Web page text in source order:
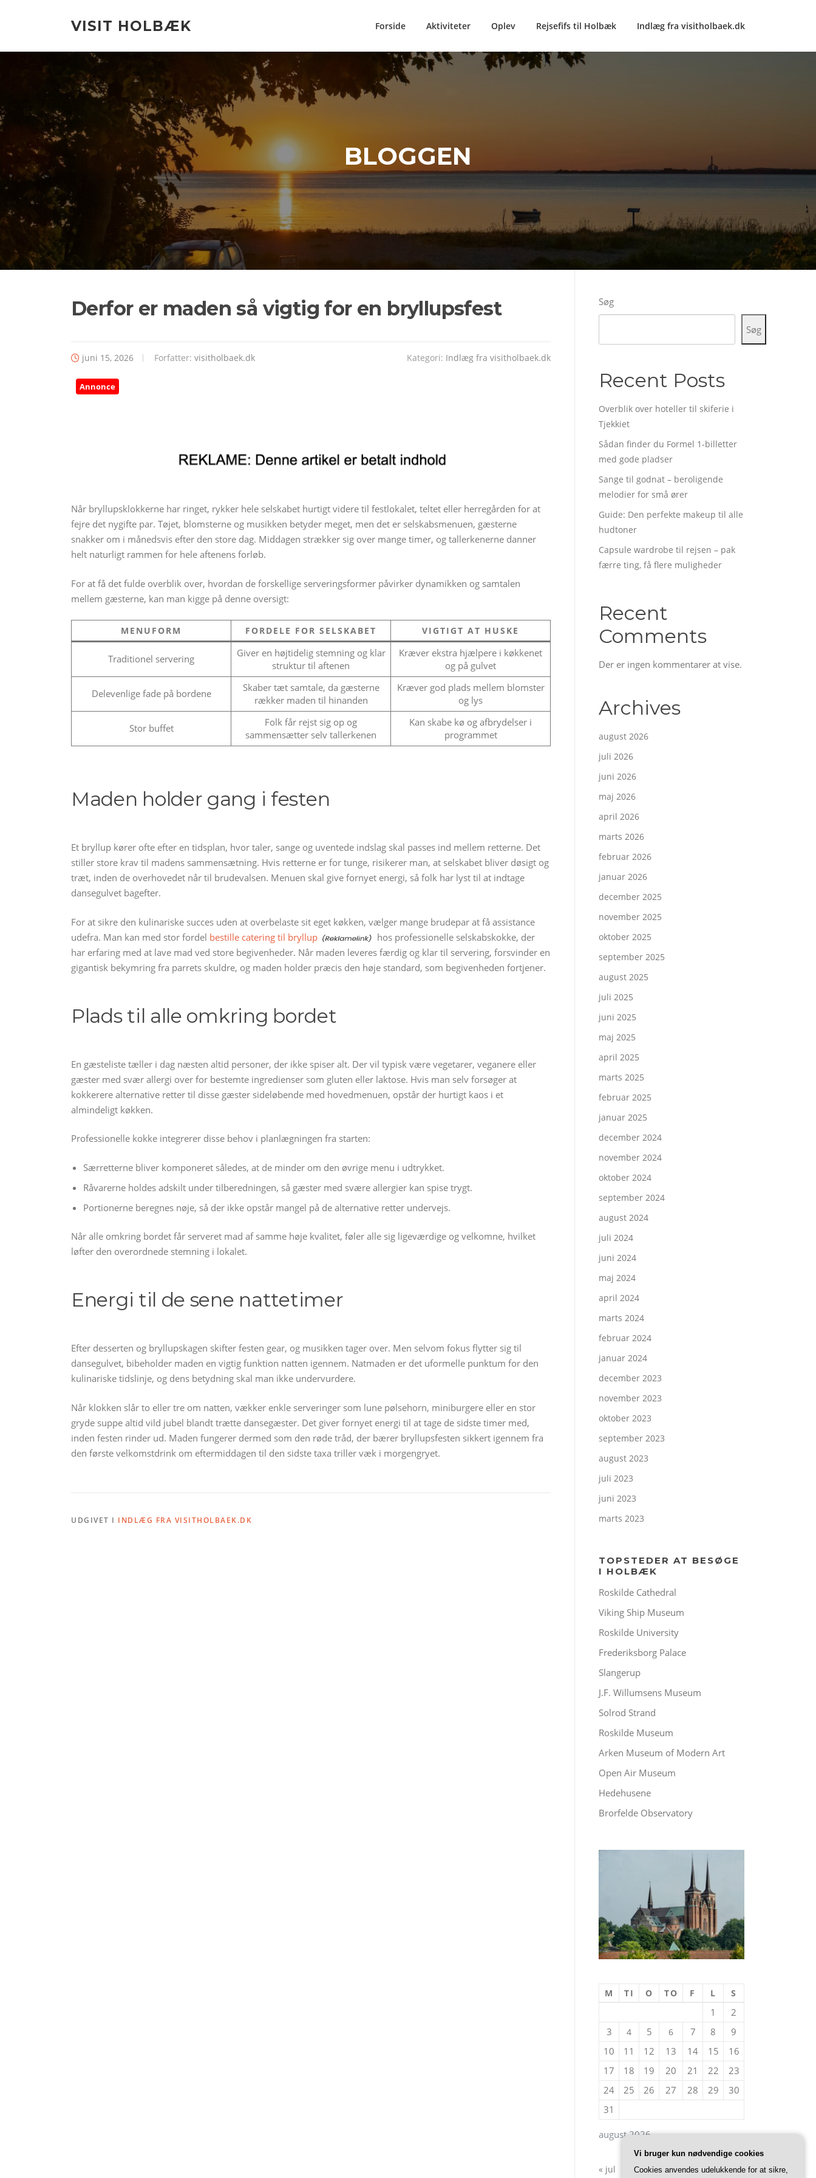
VISIT HOLBÆK Forside Aktiviteter Oplev Rejsefifs til Holbæk Indlæg fra visitholbaek.dk
BLOGGEN
Derfor er maden så vigtig for en bryllupsfest
juni 15, 2026 Forfatter: visitholbaek.dk Kategori: Indlæg fra visitholbaek.dk
Annonce
Når bryllupsklokkerne har ringet, rykker hele selskabet hurtigt videre til festlokalet, teltet eller herregården for at
fejre det nygifte par. Tøjet, blomsterne og musikken betyder meget, men det er selskabsmenuen, gæsterne
snakker om i månedsvis efter den store dag. Middagen strækker sig over mange timer, og tallerkenerne danner
helt naturligt rammen for hele aftenens forløb.
For at få det fulde overblik over, hvordan de forskellige serveringsformer påvirker dynamikken og samtalen
mellem gæsterne, kan man kigge på denne oversigt:
MENUFORM FORDELE FOR SELSKABET VIGTIGT AT HUSKE
Traditionel servering
Giver en højtidelig stemning og klar
struktur til aftenen
Kræver ekstra hjælpere i køkkenet
og på gulvet
Delevenlige fade på bordene
Skaber tæt samtale, da gæsterne
rækker maden til hinanden
Kræver god plads mellem blomster
og lys
Stor buffet
Folk får rejst sig op og
sammensætter selv tallerkenen
Kan skabe kø og afbrydelser i
programmet
Maden holder gang i festen
Et bryllup kører ofte efter en tidsplan, hvor taler, sange og uventede indslag skal passes ind mellem retterne. Det
stiller store krav til madens sammensætning. Hvis retterne er for tunge, risikerer man, at selskabet bliver døsigt og
træt, inden de overhovedet når til brudevalsen. Menuen skal give fornyet energi, så folk har lyst til at indtage
dansegulvet bagefter.
For at sikre den kulinariske succes uden at overbelaste sit eget køkken, vælger mange brudepar at få assistance
udefra. Man kan med stor fordel bestille catering til bryllup
hos professionelle selskabskokke, der
har erfaring med at lave mad ved store begivenheder. Når maden leveres færdig og klar til servering, forsvinder en
gigantisk bekymring fra parrets skuldre, og maden holder præcis den høje standard, som begivenheden fortjener.
Plads til alle omkring bordet
En gæsteliste tæller i dag næsten altid personer, der ikke spiser alt. Der vil typisk være vegetarer, veganere eller
gæster med svær allergi over for bestemte ingredienser som gluten eller laktose. Hvis man selv forsøger at
kokkerere alternative retter til disse gæster sideløbende med hovedmenuen, opstår der hurtigt kaos i et
almindeligt køkken.
Professionelle kokke integrerer disse behov i planlægningen fra starten:
Særretterne bliver komponeret således, at de minder om den øvrige menu i udtrykket.
Råvarerne holdes adskilt under tilberedningen, så gæster med svære allergier kan spise trygt.
Portionerne beregnes nøje, så der ikke opstår mangel på de alternative retter undervejs.
Når alle omkring bordet får serveret mad af samme høje kvalitet, føler alle sig ligeværdige og velkomne, hvilket
løfter den overordnede stemning i lokalet.
Energi til de sene nattetimer
Efter desserten og bryllupskagen skifter festen gear, og musikken tager over. Men selvom fokus flytter sig til
dansegulvet, bibeholder maden en vigtig funktion natten igennem. Natmaden er det uformelle punktum for den
kulinariske tidslinje, og dens betydning skal man ikke undervurdere.
Når klokken slår to eller tre om natten, vækker enkle serveringer som lune pølsehorn, miniburgere eller en stor
gryde suppe altid vild jubel blandt trætte dansegæster. Det giver fornyet energi til at tage de sidste timer med,
inden festen rinder ud. Maden fungerer dermed som den røde tråd, der bærer bryllupsfesten sikkert igennem fra
den første velkomstdrink om eftermiddagen til den sidste taxa triller væk i morgengryet.
UDGIVET I INDLÆG FRA VISITHOLBAEK.DK
Søg
Søg
Recent Posts
Overblik over hoteller til skiferie i
Tjekkiet
Sådan finder du Formel 1-billetter
med gode pladser
Sange til godnat – beroligende
melodier for små ører
Guide: Den perfekte makeup til alle
hudtoner
Capsule wardrobe til rejsen – pak
færre ting, få flere muligheder
Recent
Comments
Der er ingen kommentarer at vise.
Archives
august 2026
juli 2026
juni 2026
maj 2026
april 2026
marts 2026
februar 2026
januar 2026
december 2025
november 2025
oktober 2025
september 2025
august 2025
juli 2025
juni 2025
maj 2025
april 2025
marts 2025
februar 2025
januar 2025
december 2024
november 2024
oktober 2024
september 2024
august 2024
juli 2024
juni 2024
maj 2024
april 2024
marts 2024
februar 2024
januar 2024
december 2023
november 2023
oktober 2023
september 2023
august 2023
juli 2023
juni 2023
marts 2023
TOPSTEDER AT BESØGE
I HOLBÆK
Roskilde Cathedral
Viking Ship Museum
Roskilde University
Frederiksborg Palace
Slangerup
J.F. Willumsens Museum
Solrod Strand
Roskilde Museum
Arken Museum of Modern Art
Open Air Museum
Hedehusene
Brorfelde Observatory
august 2026
M TI O TO F L S
1
2
3
4 5 6 7 8
9
10
11 12 13 14 15
16
17
18 19 20 21 22
23
24
25 26 27 28 29
30
31
« jul
Vi bruger kun nødvendige cookies
Cookies anvendes udelukkende for at sikre,